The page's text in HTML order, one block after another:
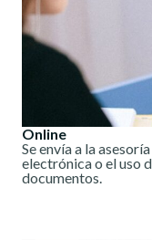
Online
Se envía a la
electrónica o el uso
documentos.